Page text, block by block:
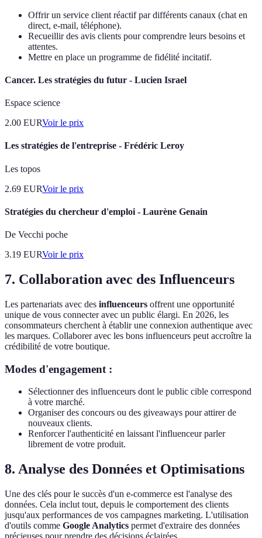
Offrir un service client réactif par différents canaux (chat en
direct, e-mail, téléphone).
Recueillir des avis clients pour comprendre leurs besoins et
attentes.
Mettre en place un programme de fidélité incitatif.
Cancer. Les stratégies du futur - Lucien Israel
Espace science
2.00 EURVoir le prix
Les stratégies de l'entreprise - Frédéric Leroy
Les topos
2.69 EURVoir le prix
Stratégies du chercheur d'emploi - Laurène Genain
De Vecchi poche
3.19 EURVoir le prix
7. Collaboration avec des Influenceurs
Les partenariats avec des influenceurs offrent une opportunité
unique de vous connecter avec un public élargi. En 2026, les
consommateurs cherchent à établir une connexion authentique avec
les marques. Collaborer avec les bons influenceurs peut accroître la
crédibilité de votre boutique.
Modes d'engagement :
Sélectionner des influenceurs dont le public cible correspond
à votre marché.
Organiser des concours ou des giveaways pour attirer de
nouveaux clients.
Renforcer l'authenticité en laissant l'influenceur parler
librement de votre produit.
8. Analyse des Données et Optimisations
Une des clés pour le succès d'un e-commerce est l'analyse des
données. Cela inclut tout, depuis le comportement des clients
jusqu'aux performances de vos campagnes marketing. L'utilisation
d'outils comme Google Analytics permet d'extraire des données